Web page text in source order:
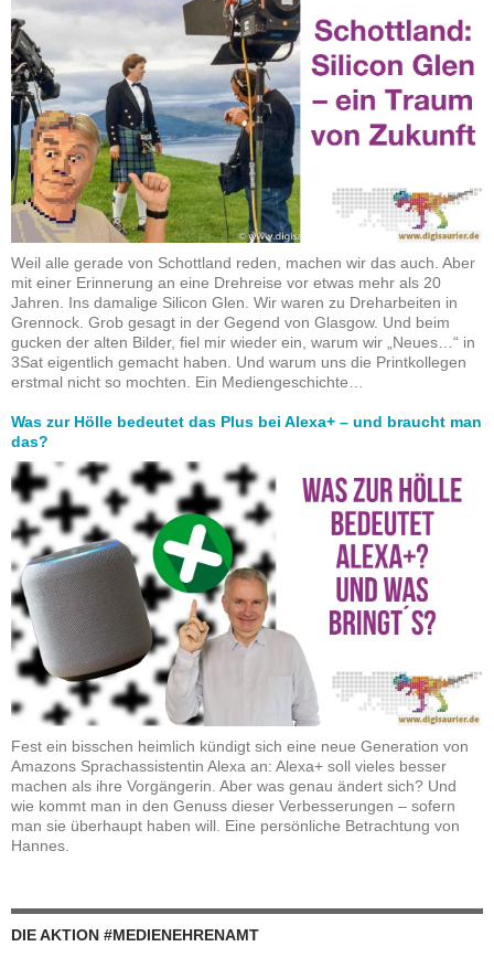
Weil alle gerade von Schottland reden, machen wir das auch. Aber
mit einer Erinnerung an eine Drehreise vor etwas mehr als 20
Jahren. Ins damalige Silicon Glen. Wir waren zu Dreharbeiten in
Grennock. Grob gesagt in der Gegend von Glasgow. Und beim
gucken der alten Bilder, fiel mir wieder ein, warum wir „Neues…“ in
3Sat eigentlich gemacht haben. Und warum uns die Printkollegen
erstmal nicht so mochten. Ein Mediengeschichte…
Was zur Hölle bedeutet das Plus bei Alexa+ – und braucht man
das?
Fest ein bisschen heimlich kündigt sich eine neue Generation von
Amazons Sprachassistentin Alexa an: Alexa+ soll vieles besser
machen als ihre Vorgängerin. Aber was genau ändert sich? Und
wie kommt man in den Genuss dieser Verbesserungen – sofern
man sie überhaupt haben will. Eine persönliche Betrachtung von
Hannes.
DIE AKTION #MEDIENEHRENAMT